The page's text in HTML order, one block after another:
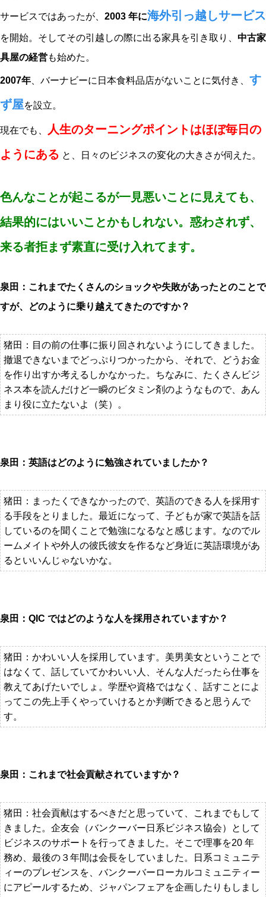
サービスではあったが、 2003 年に海外引っ越しサービス
を開始。そしてその引越しの際に出る家具を引き取り、 中古家
具屋の経営も始めた。
2007年 、バーナビーに日本食料品店がないことに気付き、 す
ず屋を設立。
現在でも、
人生のターニングポイントはほぼ毎日の
ようにある と、日々のビジネスの変化の大きさが伺えた。
色んなことが起こるが一見悪いことに見えても、
結果的にはいいことかもしれない。惑わされず、
来る者拒まず素直に受け入れてます。
泉田：これまでたくさんのショックや失敗があったとのことで
すが、どのように乗り越えてきたのですか？
猪田：目の前の仕事に振り回されないようにしてきました。
撤退できないまでどっぷりつかったから、それで、どうお金
を作り出すか考えるしかなかった。ちなみに、たくさんビジ
ネス本を読んだけど一瞬のビタミン剤のようなもので、あん
まり役に立たないよ（笑）。
泉田：英語はどのように勉強されていましたか？
猪田：まったくできなかったので、英語のできる人を採用す
る手段をとりました。最近になって、子どもが家で英語を話
しているのを聞くことで勉強になるなと感じます。なのでル
ームメイトや外人の彼氏彼女を作るなど身近に英語環境があ
るといいんじゃないかな。
泉田：QIC ではどのような人を採用されていますか？
猪田：かわいい人を採用しています。美男美女ということで
はなくて、話していてかわいい人、そんな人だったら仕事を
教えてあげたいでしょ。学歴や資格ではなく、話すことによ
ってこの先上手くやっていけるとか判断できると思うんで
す。
泉田：これまで社会貢献されていますか？
猪田：社会貢献はするべきだと思っていて、これまでもして
きました。企友会（バンクーバー日系ビジネス協会）として
ビジネスのサポートを行ってきました。そこで理事を20 年
務め、最後の３年間は会長をしていました。日系コミュニテ
ィーのプレゼンスを、バンクーバーローカルコミュニティー
にアピールするため、ジャパンフェアを企画したりもしまし